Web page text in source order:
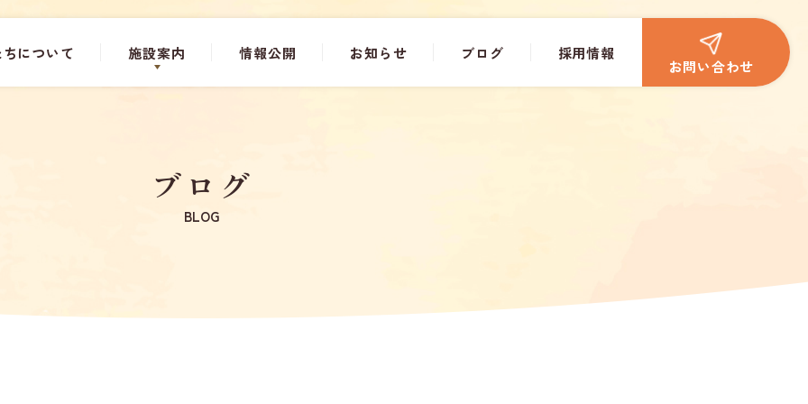
について 施設案内 情報公開 お知らせ ブログ 採用情報
お問い合わせ
ブログ
BLOG